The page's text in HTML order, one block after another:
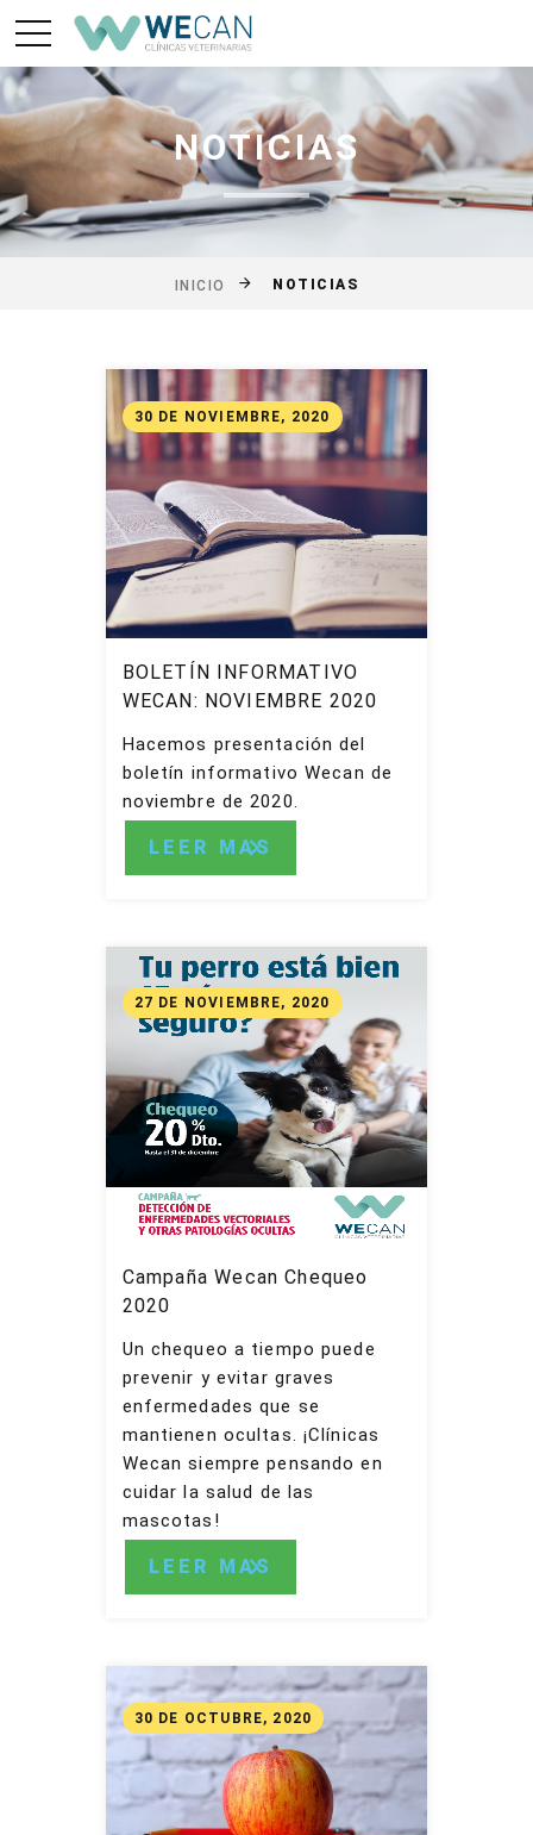
NOTICIAS
INICIO NOTICIAS
BOLETÍN INFORMATIVO
WECAN: NOVIEMBRE 2020
Hacemos presentación del
boletín informativo Wecan de
noviembre de 2020.
LEER MAS
30 DE NOVIEMBRE, 2020
Campaña Wecan Chequeo
2020
Un chequeo a tiempo puede
prevenir y evitar graves
enfermedades que se
mantienen ocultas. ¡Clínicas
Wecan siempre pensando en
cuidar la salud de las
mascotas!
LEER MAS
27 DE NOVIEMBRE, 2020
30 DE OCTUBRE, 2020